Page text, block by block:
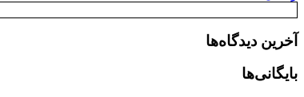
آخرین دیدگاه‌ها
بایگانی‌ها